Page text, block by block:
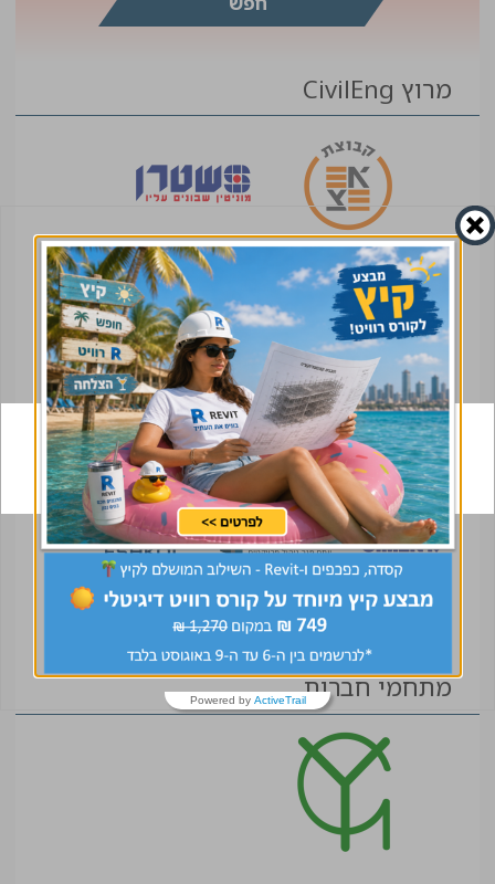
מרוץ CivilEng
מתחמי חברות Powered by ActiveTrail